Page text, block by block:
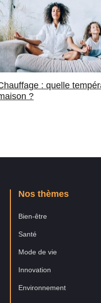
: quelle
?
Nos thèmes
Bien-être
Santé
Mode de vie
Innovation
Environnement